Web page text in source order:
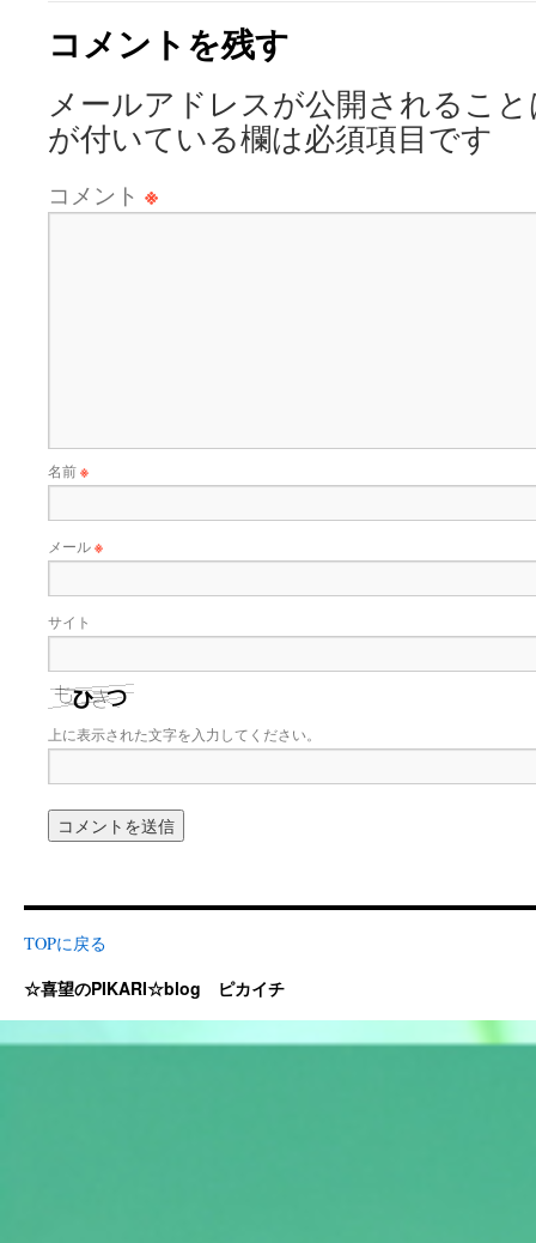
コメントを残す
メールアドレスが公開されるこ
が付いている欄は必須項目です
コメント ※
名前※
メール※
サイト
上に表示された文字を入力してください。
TOPに戻る
☆喜望のPIKARI☆blog ピカイチ